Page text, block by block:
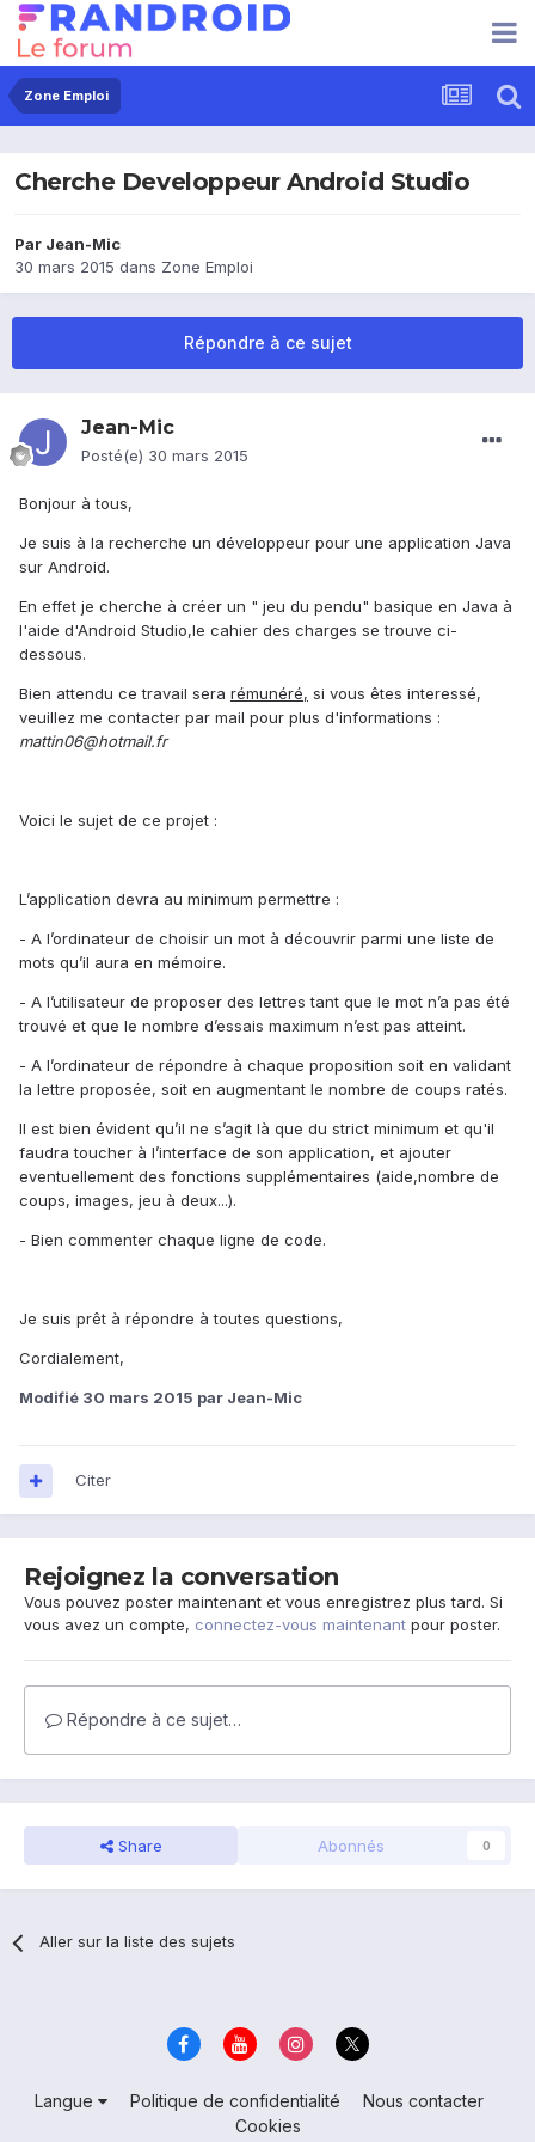
Zone Emploi
Cherche Developpeur Android Studio
Par Jean-Mic
30 mars 2015 dans Zone Emploi
Répondre à ce sujet
Jean-Mic
Posté(e) 30 mars 2015
Bonjour à tous,
Je suis à la recherche un développeur pour une application Java
sur Android.
En effet je cherche à créer un " jeu du pendu" basique en Java à
l'aide d'Android Studio,le cahier des charges se trouve ci-
dessous.
Bien attendu ce travail sera rémunéré, si vous êtes interessé,
veuillez me contacter par mail pour plus d'informations :
mattin06@hotmail.fr
Voici le sujet de ce projet :
L’application devra au minimum permettre :
- A l’ordinateur de choisir un mot à découvrir parmi une liste de
mots qu’il aura en mémoire.
- A l’utilisateur de proposer des lettres tant que le mot n’a pas été
trouvé et que le nombre d’essais maximum n’est pas atteint.
- A l’ordinateur de répondre à chaque proposition soit en validant
la lettre proposée, soit en augmentant le nombre de coups ratés.
Il est bien évident qu’il ne s’agit là que du strict minimum et qu'il
faudra toucher à l’interface de son application, et ajouter
eventuellement des fonctions supplémentaires (aide,nombre de
coups, images, jeu à deux...).
- Bien commenter chaque ligne de code.
Je suis prêt à répondre à toutes questions,
Cordialement,
Modifié 30 mars 2015 par Jean-Mic
Citer
Rejoignez la conversation
Vous pouvez poster maintenant et vous enregistrez plus tard. Si
vous avez un compte, connectez-vous maintenant pour poster.
Répondre à ce sujet…
Share Abonnés 0
Aller sur la liste des sujets
Langue Politique de confidentialité
Nous contacter
Cookies